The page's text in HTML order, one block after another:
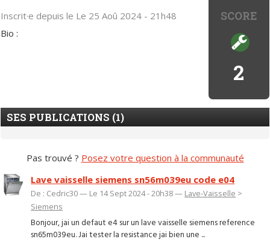
SCORE
2
Inscrit·e depuis le Le 25 Aoû 2024 - 21h48
Bio :
SES PUBLICATIONS (1)
Pas trouvé ? Posez votre question à la communauté
Lave vaisselle siemens sn56m039eu code e04
De : Cedric30 — Le 14 Sept 2024 - 20h38 — Lave-Vaisselle >
Siemens
Bonjour, jai un defaut e4 sur un lave vaisselle siemens reference
sn65m039eu. Jai tester la resistance jai bien une ...